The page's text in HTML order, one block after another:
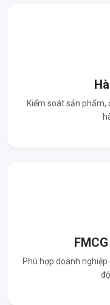
Kiểm soát sản
Phù hợp doanh